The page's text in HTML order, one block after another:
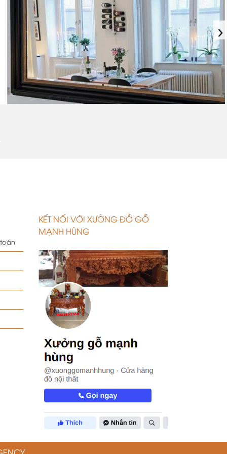
›
KẾT NỐI VỚI XƯỞNG ĐỒ GỖ
MẠNH HÙNG